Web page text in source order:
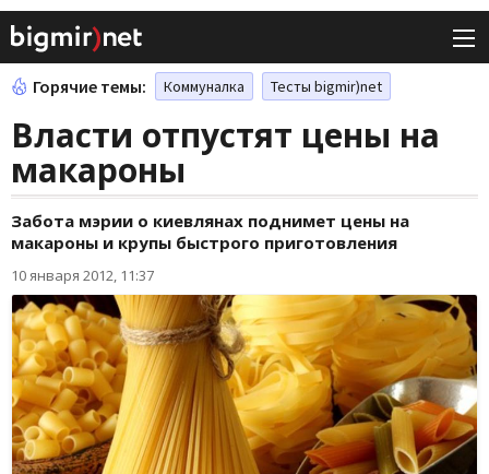
Горячие темы: Коммуналка Тесты bigmir)net
Власти отпустят цены на
макароны
Забота мэрии о киевлянах поднимет цены на
макароны и крупы быстрого приготовления
10 января 2012, 11:37